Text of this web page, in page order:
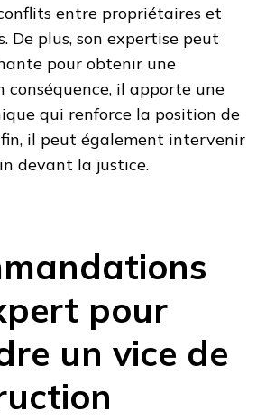
entre propriétaires et
De plus, son expertise peut
pour obtenir une
conséquence, il apporte une
qui renforce la position de
il peut également intervenir
devant la justice.
pour
un vice de